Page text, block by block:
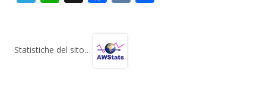
gr s b
Statistiche del sito…